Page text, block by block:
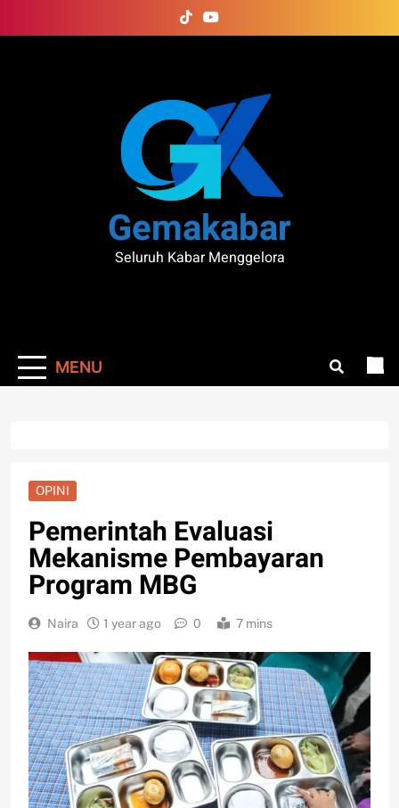
to
Gemakabar
Seluruh Kabar Menggelora
MENU
OPINI
Pemerintah Evaluasi
Mekanisme Pembayaran
Program MBG
Naira 1 year ago 0 7 mins